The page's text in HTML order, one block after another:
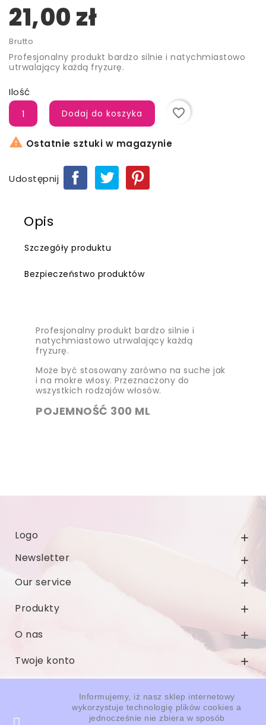
21,00 zł
Brutto
Profesjonalny produkt bardzo silnie i natychmiastowo
utrwalający każdą fryzurę.
Ilość
Dodaj do koszyka favorite_border
 Ostatnie sztuki w magazynie
Udostępnij
Opis
Szczegóły produktu
Bezpieczeństwo produktów
Profesjonalny produkt bardzo silnie i
natychmiastowo utrwalający każdą
fryzurę.
Może być stosowany zarówno na suche jak
i na mokre włosy. Przeznaczony do
wszystkich rodzajów włosów.
POJEMNOŚĆ 300 ML
Logo 
Newsletter 
Our service 
Produkty 
O nas 
Twoje konto 
Informujemy, iż nasz sklep internetowy
wykorzystuje technologię plików cookies a
jednocześnie nie zbiera w sposób